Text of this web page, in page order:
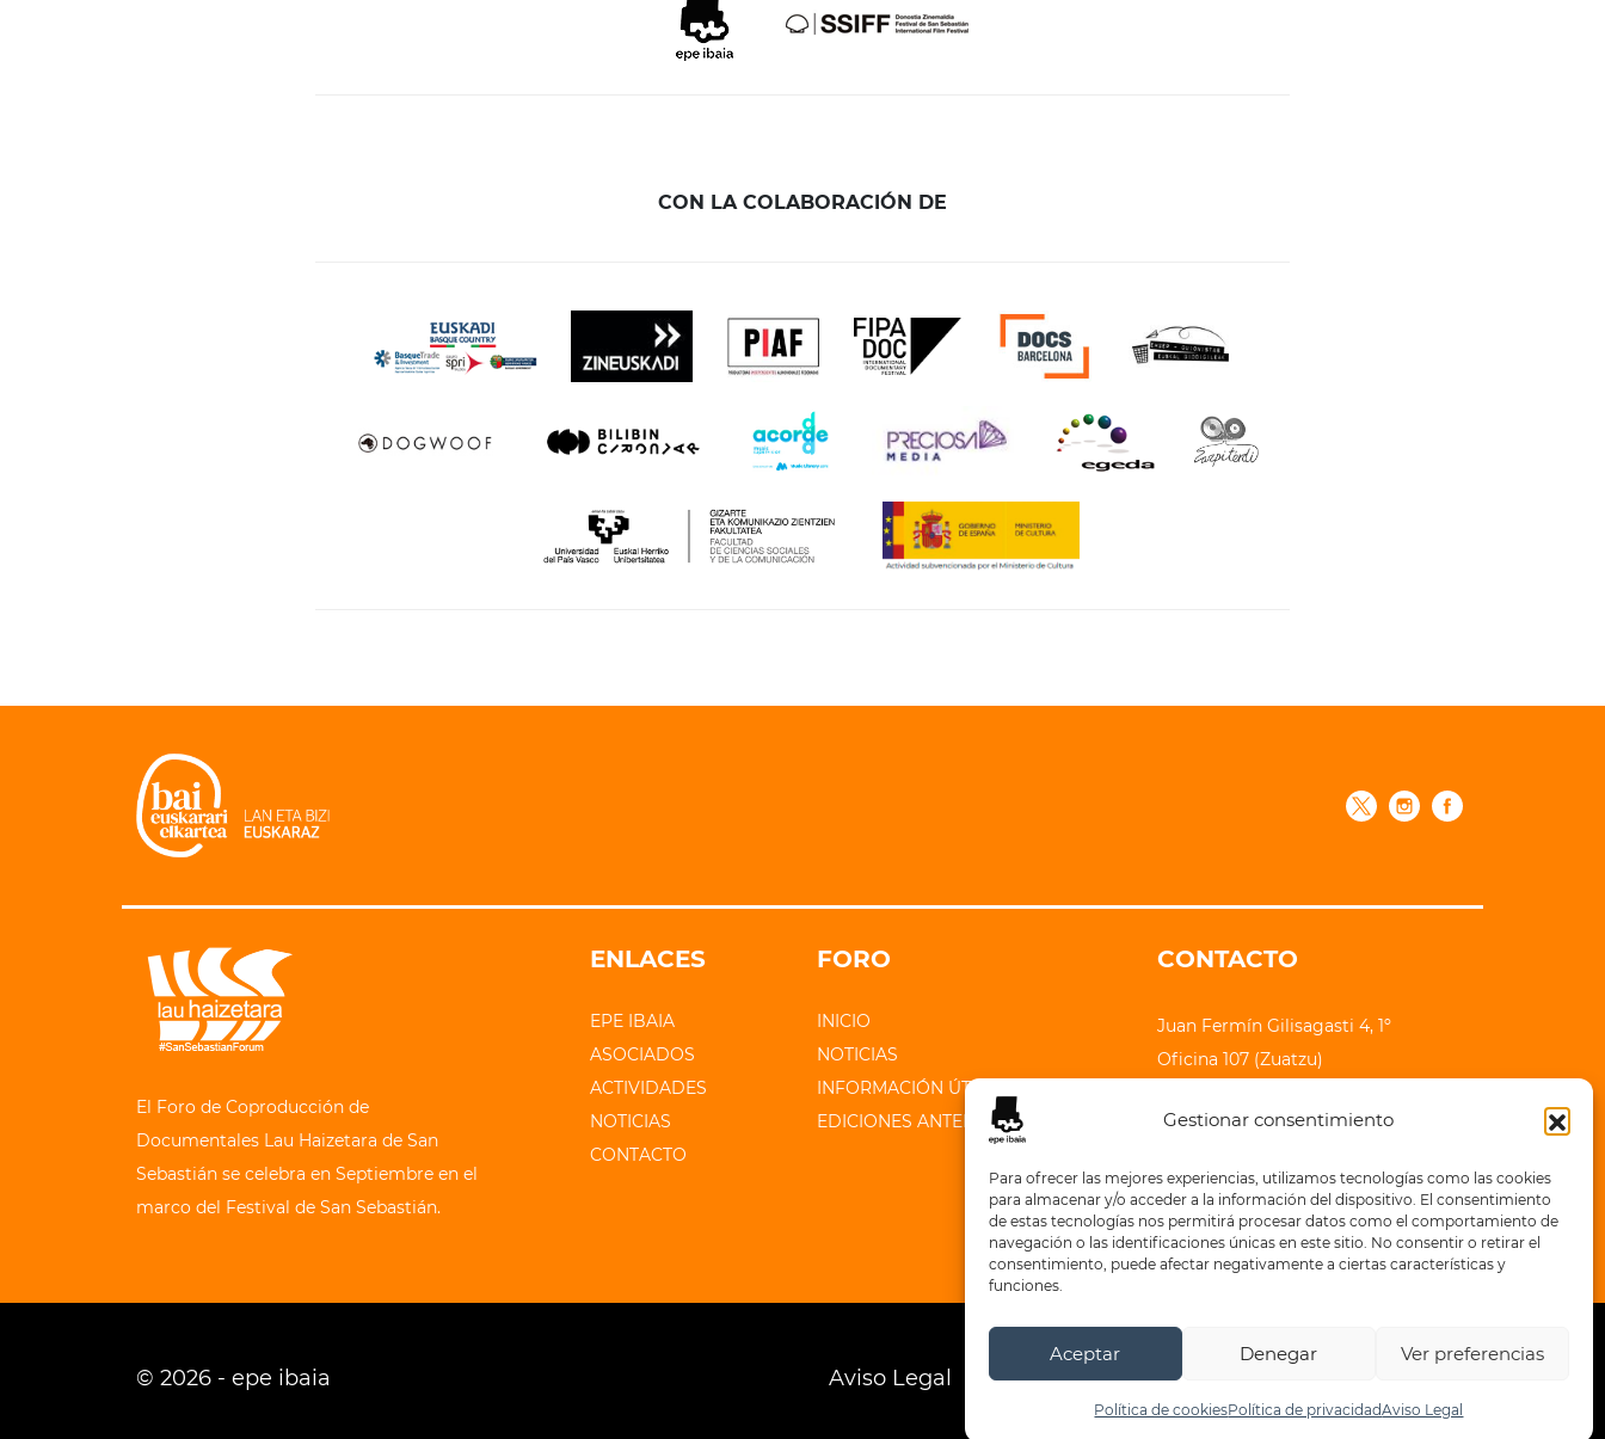
Gestionar consentimiento
Para ofrecer las mejores experiencias, utilizamos tecnologías como las cookies
para almacenar y/o acceder a la información del dispositivo. El consentimiento
de estas tecnologías nos permitirá procesar datos como el comportamiento de
navegación o las identificaciones únicas en este sitio. No consentir o retirar el
consentimiento, puede afectar negativamente a ciertas características y
funciones.
Aceptar Denegar Ver preferencias
Política de cookiesPolítica de privacidadAviso Legal
CON LA COLABORACIÓN DE
El Foro de Coproducción de
Documentales Lau Haizetara de San
Sebastián se celebra en Septiembre en el
marco del Festival de San Sebastián.
ENLACES
EPE IBAIA
ASOCIADOS
ACTIVIDADES
NOTICIAS
CONTACTO
FORO
INICIO
NOTICIAS
INFORMACIÓN ÚTIL
EDICIONES ANTERIORES
CONTACTO
Juan Fermín Gilisagasti 4, 1º
Oficina 107 (Zuatzu)
+34 943 32 71 83
© 2026 - epe ibaia Aviso Legal Política de privacidad